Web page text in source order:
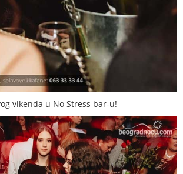
vikenda u No Stress bar-u!